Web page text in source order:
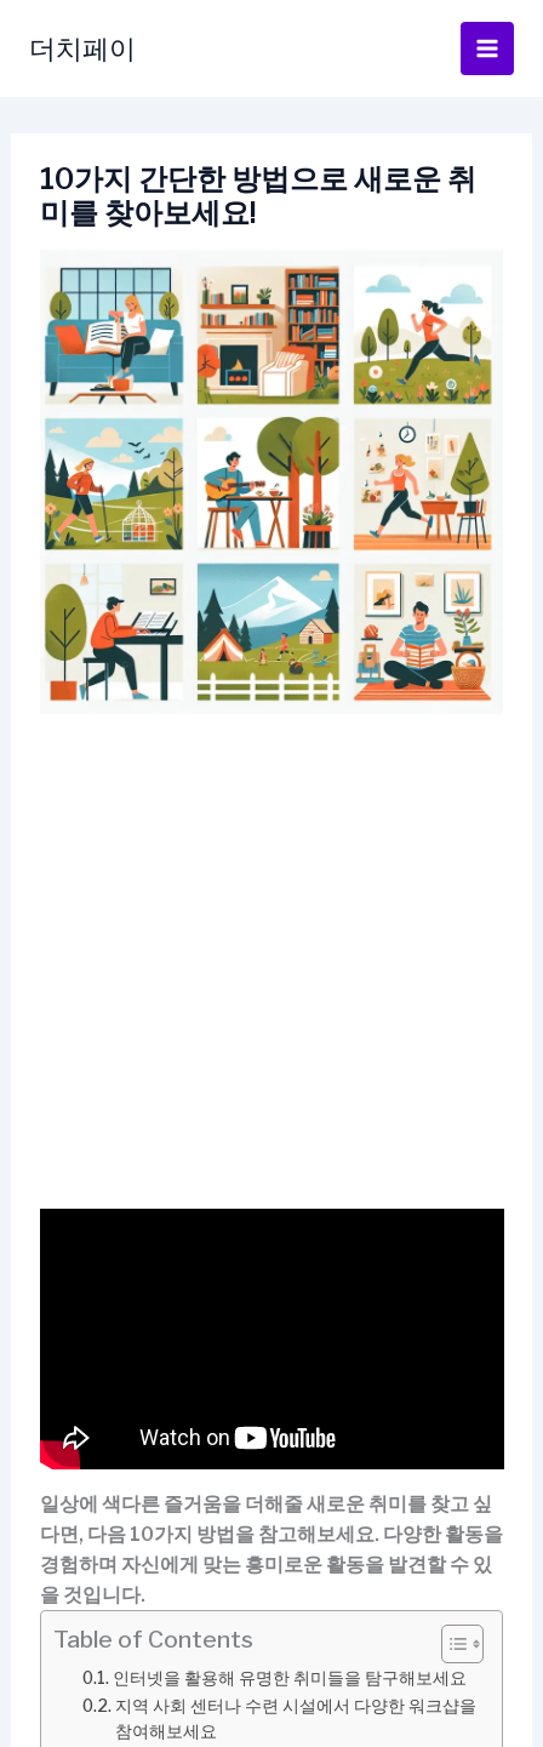
더치페이
10가지 간단한 방법으로 새로운 취
미를 찾아보세요!
일상에 색다른 즐거움을 더해줄 새로운 취미를 찾고 싶
다면, 다음 10가지 방법을 참고해보세요. 다양한 활동을
경험하며 자신에게 맞는 흥미로운 활동을 발견할 수 있
을 것입니다.
Table of Contents
인터넷을 활용해 유명한 취미들을 탐구해보세요
지역 사회 센터나 수련 시설에서 다양한 워크샵을
참여해보세요